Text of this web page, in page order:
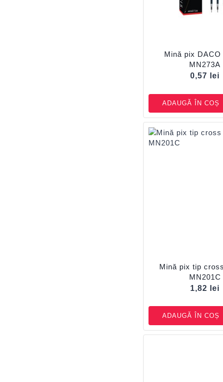
Mină pix DACO
MN273A
0,57
lei
ADAUGĂ ÎN COȘ
Mină pix tip
MN201C
1,82
lei
ADAUGĂ ÎN COȘ